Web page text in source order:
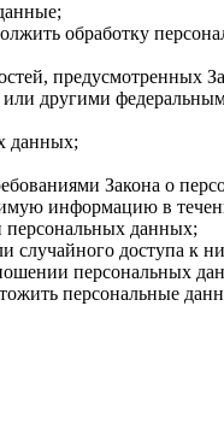
обработку
другими
данных;
Закона о
информацию в
персональных данных;
доступа к
персональных
персональные